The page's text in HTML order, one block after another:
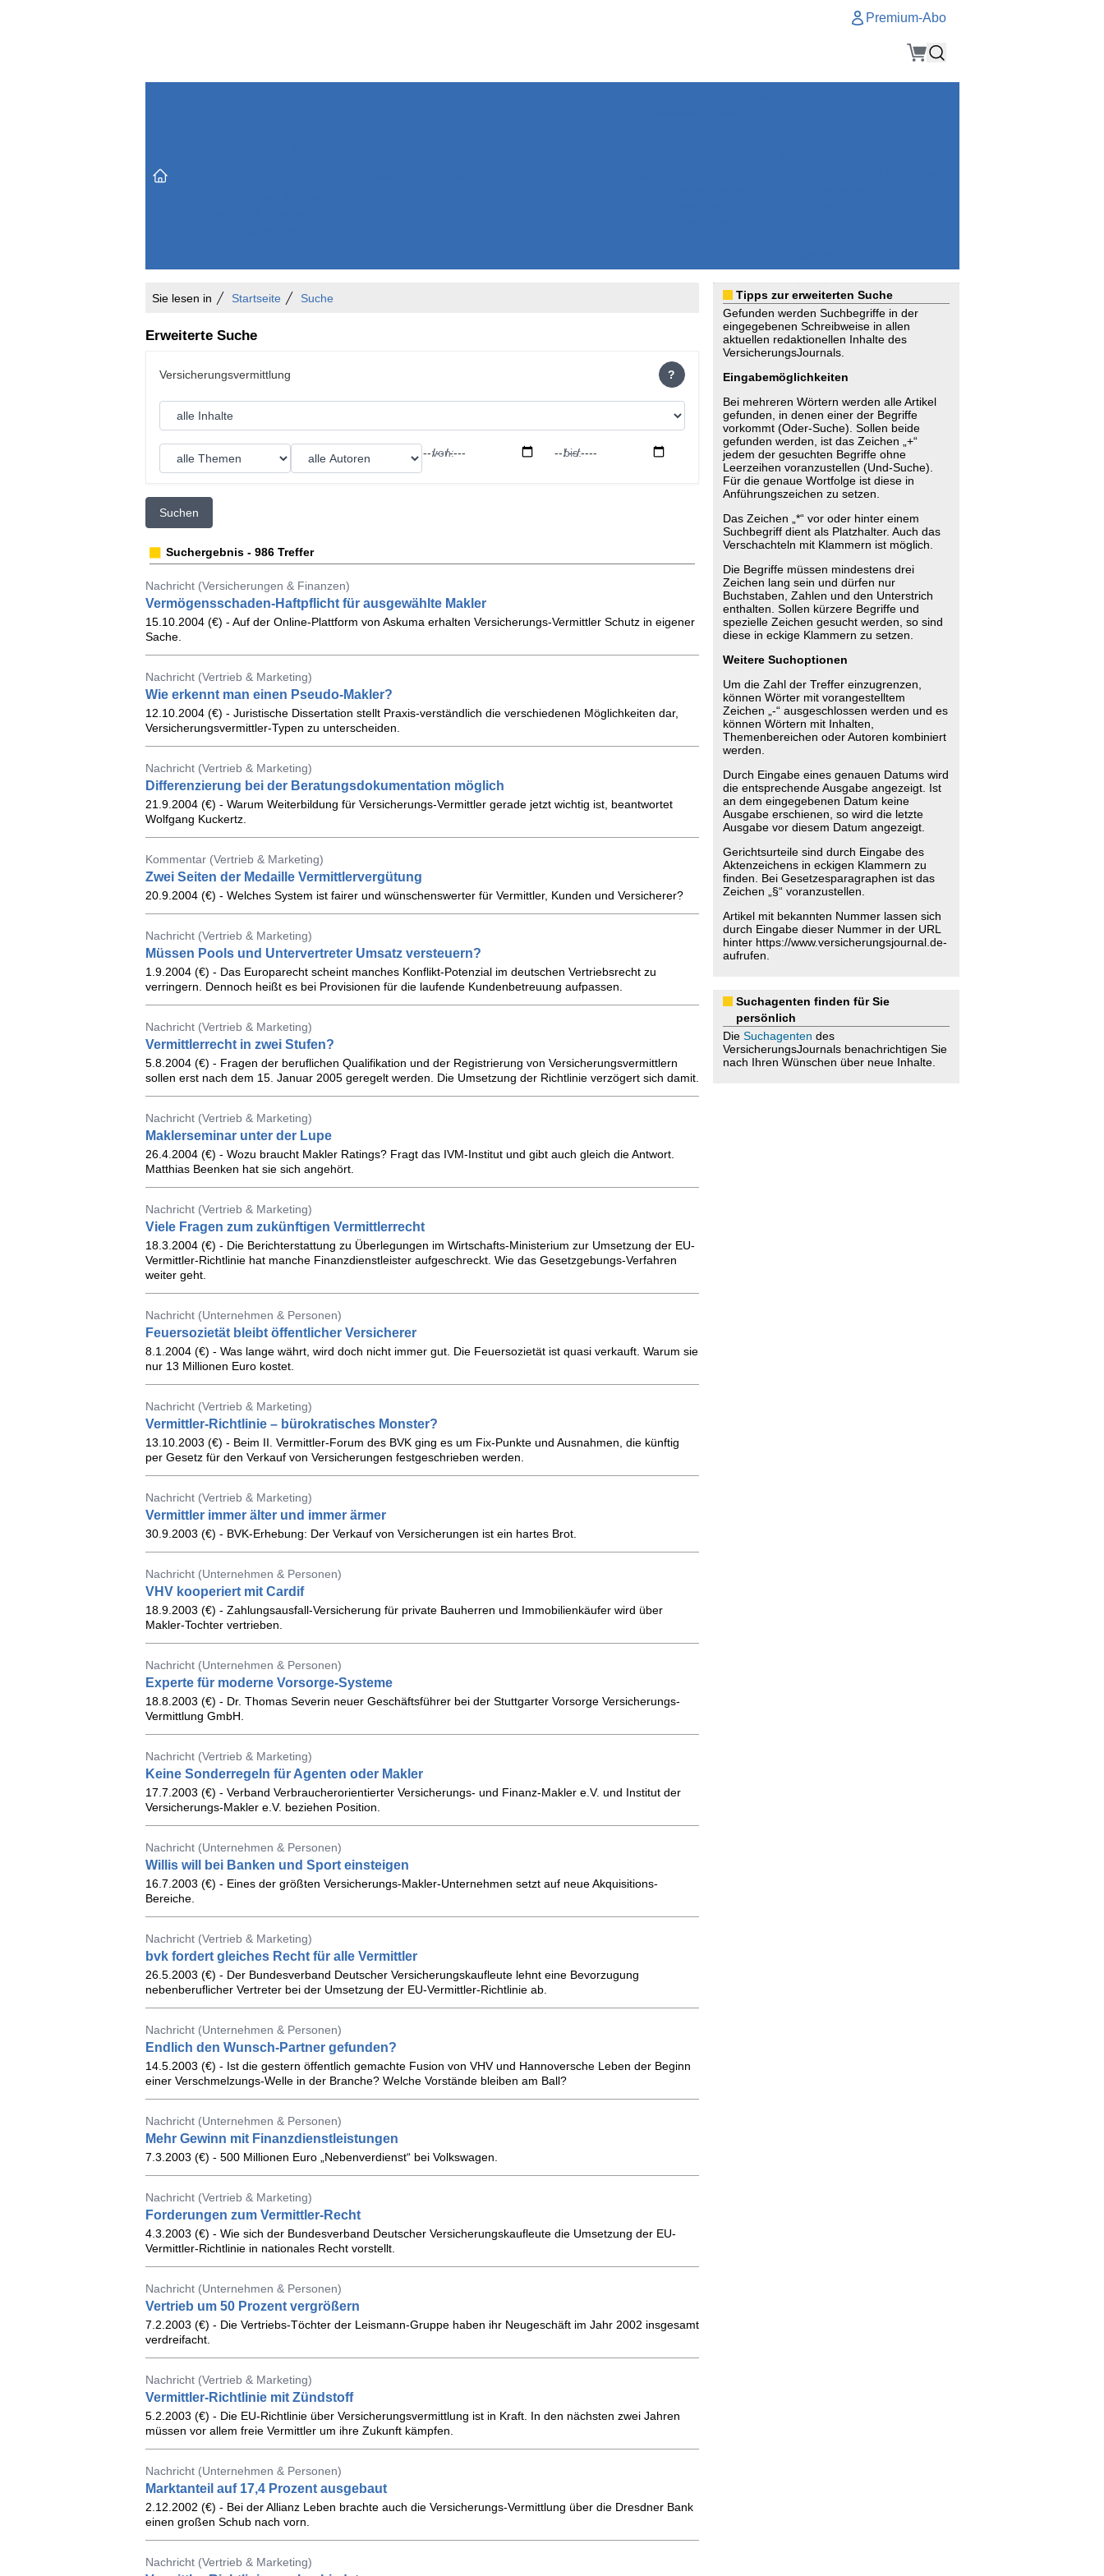
Premium-Abo
Sie lesen in Startseite Suche
Erweiterte Suche
?
von: bis:
Suchen
Suchergebnis - 986 Treffer
Nachricht (Versicherungen & Finanzen)
Vermögensschaden-Haftpflicht für ausgewählte Makler
15.10.2004 (€) - Auf der Online-Plattform von Askuma erhalten Versicherungs-Vermittler Schutz in eigener
Sache.
Nachricht (Vertrieb & Marketing)
Wie erkennt man einen Pseudo-Makler?
12.10.2004 (€) - Juristische Dissertation stellt Praxis-verständlich die verschiedenen Möglichkeiten dar,
Versicherungsvermittler-Typen zu unterscheiden.
Nachricht (Vertrieb & Marketing)
Differenzierung bei der Beratungsdokumentation möglich
21.9.2004 (€) - Warum Weiterbildung für Versicherungs-Vermittler gerade jetzt wichtig ist, beantwortet
Wolfgang Kuckertz.
Kommentar (Vertrieb & Marketing)
Zwei Seiten der Medaille Vermittlervergütung
20.9.2004 (€) - Welches System ist fairer und wünschenswerter für Vermittler, Kunden und Versicherer?
Nachricht (Vertrieb & Marketing)
Müssen Pools und Untervertreter Umsatz versteuern?
1.9.2004 (€) - Das Europarecht scheint manches Konflikt-Potenzial im deutschen Vertriebsrecht zu
verringern. Dennoch heißt es bei Provisionen für die laufende Kundenbetreuung aufpassen.
Nachricht (Vertrieb & Marketing)
Vermittlerrecht in zwei Stufen?
5.8.2004 (€) - Fragen der beruflichen Qualifikation und der Registrierung von Versicherungsvermittlern
sollen erst nach dem 15. Januar 2005 geregelt werden. Die Umsetzung der Richtlinie verzögert sich damit.
Nachricht (Vertrieb & Marketing)
Maklerseminar unter der Lupe
26.4.2004 (€) - Wozu braucht Makler Ratings? Fragt das IVM-Institut und gibt auch gleich die Antwort.
Matthias Beenken hat sie sich angehört.
Nachricht (Vertrieb & Marketing)
Viele Fragen zum zukünftigen Vermittlerrecht
18.3.2004 (€) - Die Berichterstattung zu Überlegungen im Wirtschafts-Ministerium zur Umsetzung der EU-
Vermittler-Richtlinie hat manche Finanzdienstleister aufgeschreckt. Wie das Gesetzgebungs-Verfahren
weiter geht.
Nachricht (Unternehmen & Personen)
Feuersozietät bleibt öffentlicher Versicherer
8.1.2004 (€) - Was lange währt, wird doch nicht immer gut. Die Feuersozietät ist quasi verkauft. Warum sie
nur 13 Millionen Euro kostet.
Nachricht (Vertrieb & Marketing)
Vermittler-Richtlinie – bürokratisches Monster?
13.10.2003 (€) - Beim II. Vermittler-Forum des BVK ging es um Fix-Punkte und Ausnahmen, die künftig
per Gesetz für den Verkauf von Versicherungen festgeschrieben werden.
Nachricht (Vertrieb & Marketing)
Vermittler immer älter und immer ärmer
30.9.2003 (€) - BVK-Erhebung: Der Verkauf von Versicherungen ist ein hartes Brot.
Nachricht (Unternehmen & Personen)
VHV kooperiert mit Cardif
18.9.2003 (€) - Zahlungsausfall-Versicherung für private Bauherren und Immobilienkäufer wird über
Makler-Tochter vertrieben.
Nachricht (Unternehmen & Personen)
Experte für moderne Vorsorge-Systeme
18.8.2003 (€) - Dr. Thomas Severin neuer Geschäftsführer bei der Stuttgarter Vorsorge Versicherungs-
Vermittlung GmbH.
Nachricht (Vertrieb & Marketing)
Keine Sonderregeln für Agenten oder Makler
17.7.2003 (€) - Verband Verbraucherorientierter Versicherungs- und Finanz-Makler e.V. und Institut der
Versicherungs-Makler e.V. beziehen Position.
Nachricht (Unternehmen & Personen)
Willis will bei Banken und Sport einsteigen
16.7.2003 (€) - Eines der größten Versicherungs-Makler-Unternehmen setzt auf neue Akquisitions-
Bereiche.
Nachricht (Vertrieb & Marketing)
bvk fordert gleiches Recht für alle Vermittler
26.5.2003 (€) - Der Bundesverband Deutscher Versicherungskaufleute lehnt eine Bevorzugung
nebenberuflicher Vertreter bei der Umsetzung der EU-Vermittler-Richtlinie ab.
Nachricht (Unternehmen & Personen)
Endlich den Wunsch-Partner gefunden?
14.5.2003 (€) - Ist die gestern öffentlich gemachte Fusion von VHV und Hannoversche Leben der Beginn
einer Verschmelzungs-Welle in der Branche? Welche Vorstände bleiben am Ball?
Nachricht (Unternehmen & Personen)
Mehr Gewinn mit Finanzdienstleistungen
7.3.2003 (€) - 500 Millionen Euro „Nebenverdienst“ bei Volkswagen.
Nachricht (Vertrieb & Marketing)
Forderungen zum Vermittler-Recht
4.3.2003 (€) - Wie sich der Bundesverband Deutscher Versicherungskaufleute die Umsetzung der EU-
Vermittler-Richtlinie in nationales Recht vorstellt.
Nachricht (Unternehmen & Personen)
Vertrieb um 50 Prozent vergrößern
7.2.2003 (€) - Die Vertriebs-Töchter der Leismann-Gruppe haben ihr Neugeschäft im Jahr 2002 insgesamt
verdreifacht.
Nachricht (Vertrieb & Marketing)
Vermittler-Richtlinie mit Zündstoff
5.2.2003 (€) - Die EU-Richtlinie über Versicherungsvermittlung ist in Kraft. In den nächsten zwei Jahren
müssen vor allem freie Vermittler um ihre Zukunft kämpfen.
Nachricht (Unternehmen & Personen)
Marktanteil auf 17,4 Prozent ausgebaut
2.12.2002 (€) - Bei der Allianz Leben brachte auch die Versicherungs-Vermittlung über die Dresdner Bank
einen großen Schub nach vorn.
Nachricht (Vertrieb & Marketing)
Tipps zur erweiterten Suche
Gefunden werden Suchbegriffe in der
eingegebenen Schreibweise in allen
aktuellen redaktionellen Inhalte des
VersicherungsJournals.
Eingabemöglichkeiten
Bei mehreren Wörtern werden alle Artikel
gefunden, in denen einer der Begriffe
vorkommt (Oder-Suche). Sollen beide
gefunden werden, ist das Zeichen „+“
jedem der gesuchten Begriffe ohne
Leerzeihen voranzustellen (Und-Suche).
Für die genaue Wortfolge ist diese in
Anführungszeichen zu setzen.
Das Zeichen „*“ vor oder hinter einem
Suchbegriff dient als Platzhalter. Auch das
Verschachteln mit Klammern ist möglich.
Die Begriffe müssen mindestens drei
Zeichen lang sein und dürfen nur
Buchstaben, Zahlen und den Unterstrich
enthalten. Sollen kürzere Begriffe und
spezielle Zeichen gesucht werden, so sind
diese in eckige Klammern zu setzen.
Weitere Suchoptionen
Um die Zahl der Treffer einzugrenzen,
können Wörter mit vorangestelltem
Zeichen „-“ ausgeschlossen werden und es
können Wörtern mit Inhalten,
Themenbereichen oder Autoren kombiniert
werden.
Durch Eingabe eines genauen Datums wird
die entsprechende Ausgabe angezeigt. Ist
an dem eingegebenen Datum keine
Ausgabe erschienen, so wird die letzte
Ausgabe vor diesem Datum angezeigt.
Gerichtsurteile sind durch Eingabe des
Aktenzeichens in eckigen Klammern zu
finden. Bei Gesetzesparagraphen ist das
Zeichen „§“ voranzustellen.
Artikel mit bekannten Nummer lassen sich
durch Eingabe dieser Nummer in der URL
hinter https://www.versicherungsjournal.de-
aufrufen.
Suchagenten finden für Sie
persönlich
Die Suchagenten des
VersicherungsJournals benachrichtigen Sie
nach Ihren Wünschen über neue Inhalte.